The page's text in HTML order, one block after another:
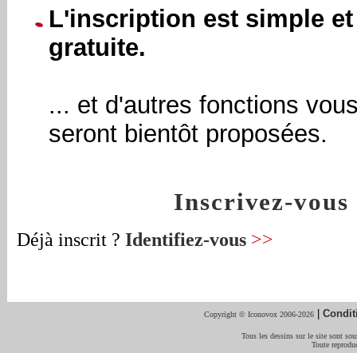
L'inscription est simple et
gratuite.
... et d'autres fonctions
seront bientôt proposées.
Inscrivez-vous
Déjà inscrit ? Identifiez-vous >>
Copyright © Iconovox 2006-2026 |
Tous les dessins sur le site sont
Toute